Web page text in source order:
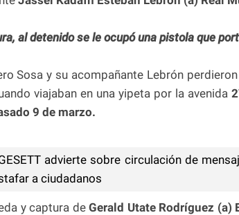
al detenido se le ocupó una pistola que
Sosa y su acompañante Lebrón
viajaban en una yipeta por la avenida
9 de marzo.
advierte sobre circulación de
a ciudadanos
y captura de Gerald Utate Rodríguez (a)